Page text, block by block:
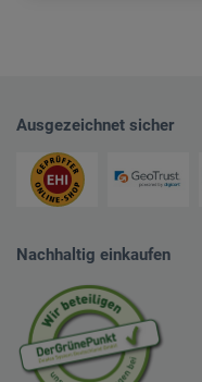
Ausgezeichnet sicher
Nachhaltig einkaufen